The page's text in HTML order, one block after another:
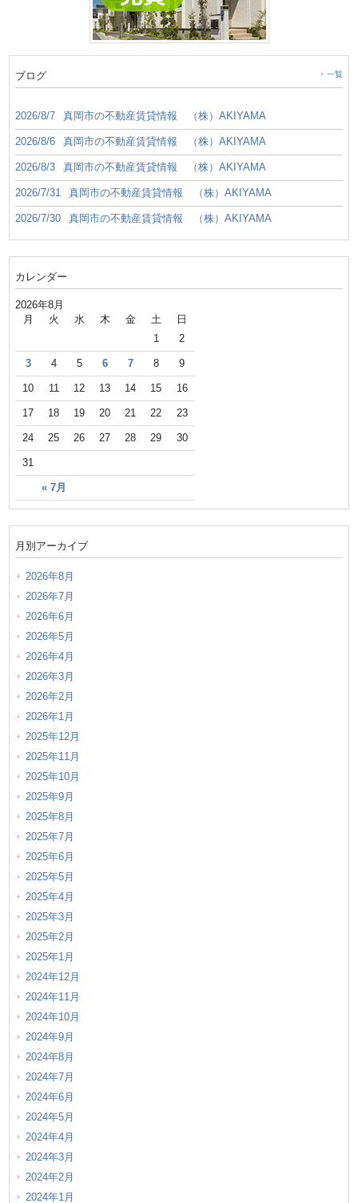
ブログ 一覧
2026/8/7 真岡市の不動産賃貸情報 （株）AKIYAMA
2026/8/6 真岡市の不動産賃貸情報 （株）AKIYAMA
2026/8/3 真岡市の不動産賃貸情報 （株）AKIYAMA
2026/7/31 真岡市の不動産賃貸情報 （株）AKIYAMA
2026/7/30 真岡市の不動産賃貸情報 （株）AKIYAMA
カレンダー
2026年8月
月 火 水 木 金 土 日
« 7月
1 2
3 4 5 6 7 8 9
10 11 12 13 14 15 16
17 18 19 20 21 22 23
24 25 26 27 28 29 30
31
月別アーカイブ
2026年8月
2026年7月
2026年6月
2026年5月
2026年4月
2026年3月
2026年2月
2026年1月
2025年12月
2025年11月
2025年10月
2025年9月
2025年8月
2025年7月
2025年6月
2025年5月
2025年4月
2025年3月
2025年2月
2025年1月
2024年12月
2024年11月
2024年10月
2024年9月
2024年8月
2024年7月
2024年6月
2024年5月
2024年4月
2024年3月
2024年2月
2024年1月